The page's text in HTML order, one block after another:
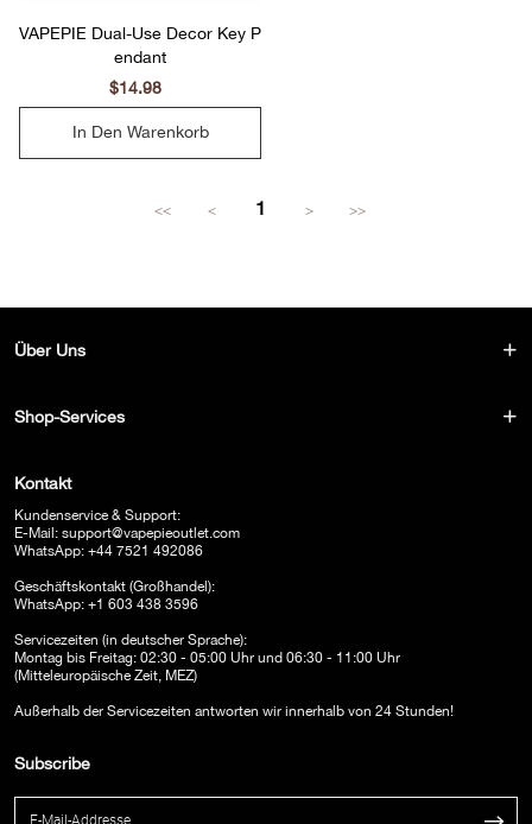
VAPEPIE Dual-Use Decor Key P
endant
Sale
price
$14.98
price
In Den Warenkorb
<< < 1 > >>
Über Uns
Shop-Services
Kontakt
Kundenservice & Support:
E-Mail: support@vapepieoutlet.com
WhatsApp: +44 7521 492086
Geschäftskontakt (Großhandel):
WhatsApp: +1 603 438 3596
Servicezeiten (in deutscher Sprache):
Montag bis Freitag: 02:30 - 05:00 Uhr und 06:30 - 11:00 Uhr
(Mitteleuropäische Zeit, MEZ)
Außerhalb der Servicezeiten antworten wir innerhalb von 24 Stunden!
Subscribe